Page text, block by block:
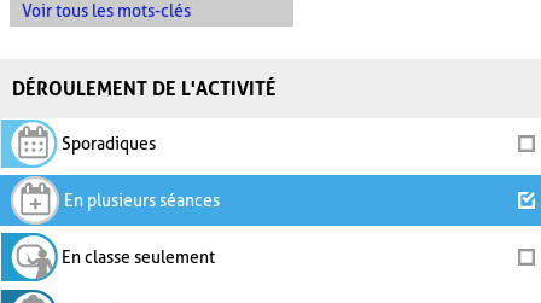
Voir tous les mots-clés
DÉROULEMENT DE L'ACTIVITÉ
Sporadiques
En plusieurs séances
En classe seulement